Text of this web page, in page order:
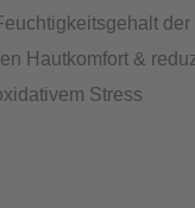
der
Hautkomfort &
Stress